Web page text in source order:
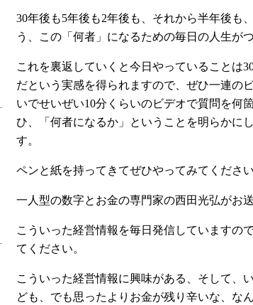
30年後も5年後も2年後も、それから半年後も
う、この「何者」になるための毎日の人生が
これを裏返していくと今日やっていることは
だという実感を得られますので、ぜひ一連の
いでせいぜい10分くらいのビデオで質問を何
ひ、「何者になるか」ということを明らかに
す。
ペンと紙を持ってきてぜひやってみてください
一人型の数字とお金の専門家の西田光弘がお
こういった経営情報を毎日発信していますので
てください。
こういった経営情報に興味がある、そして、
ども、でも思ったよりお金が残り辛いな、な